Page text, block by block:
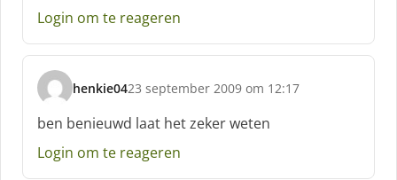
:Login om te reageren
henkie04
s
c
h
r
23 september 2009 om 12:17
ben benieuwd laat het zeker weten
Login om te reageren